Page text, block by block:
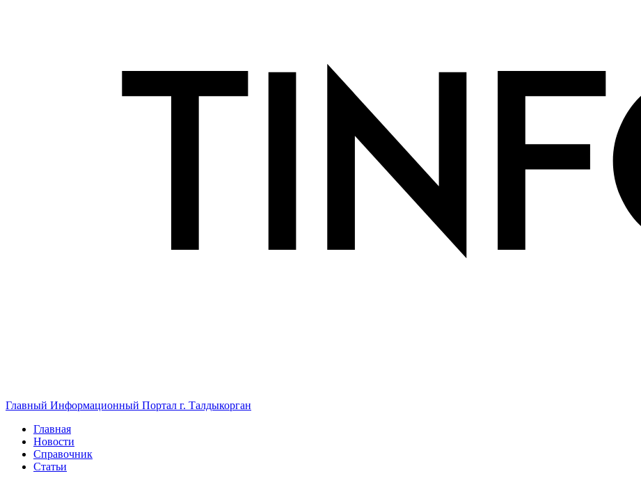
Главный Информационный Портал г. Талдыкорган
Главная
Новости
Справочник
Статьи